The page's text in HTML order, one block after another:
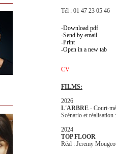
Tél : 01 47 23 05 46
Download pdf
Send by email
Print
Open in a new tab
CV
FILMS:
2026
L'ARBRE - Court-
Scénario et
2024
TOP FLOOR
Réal : Jeremy